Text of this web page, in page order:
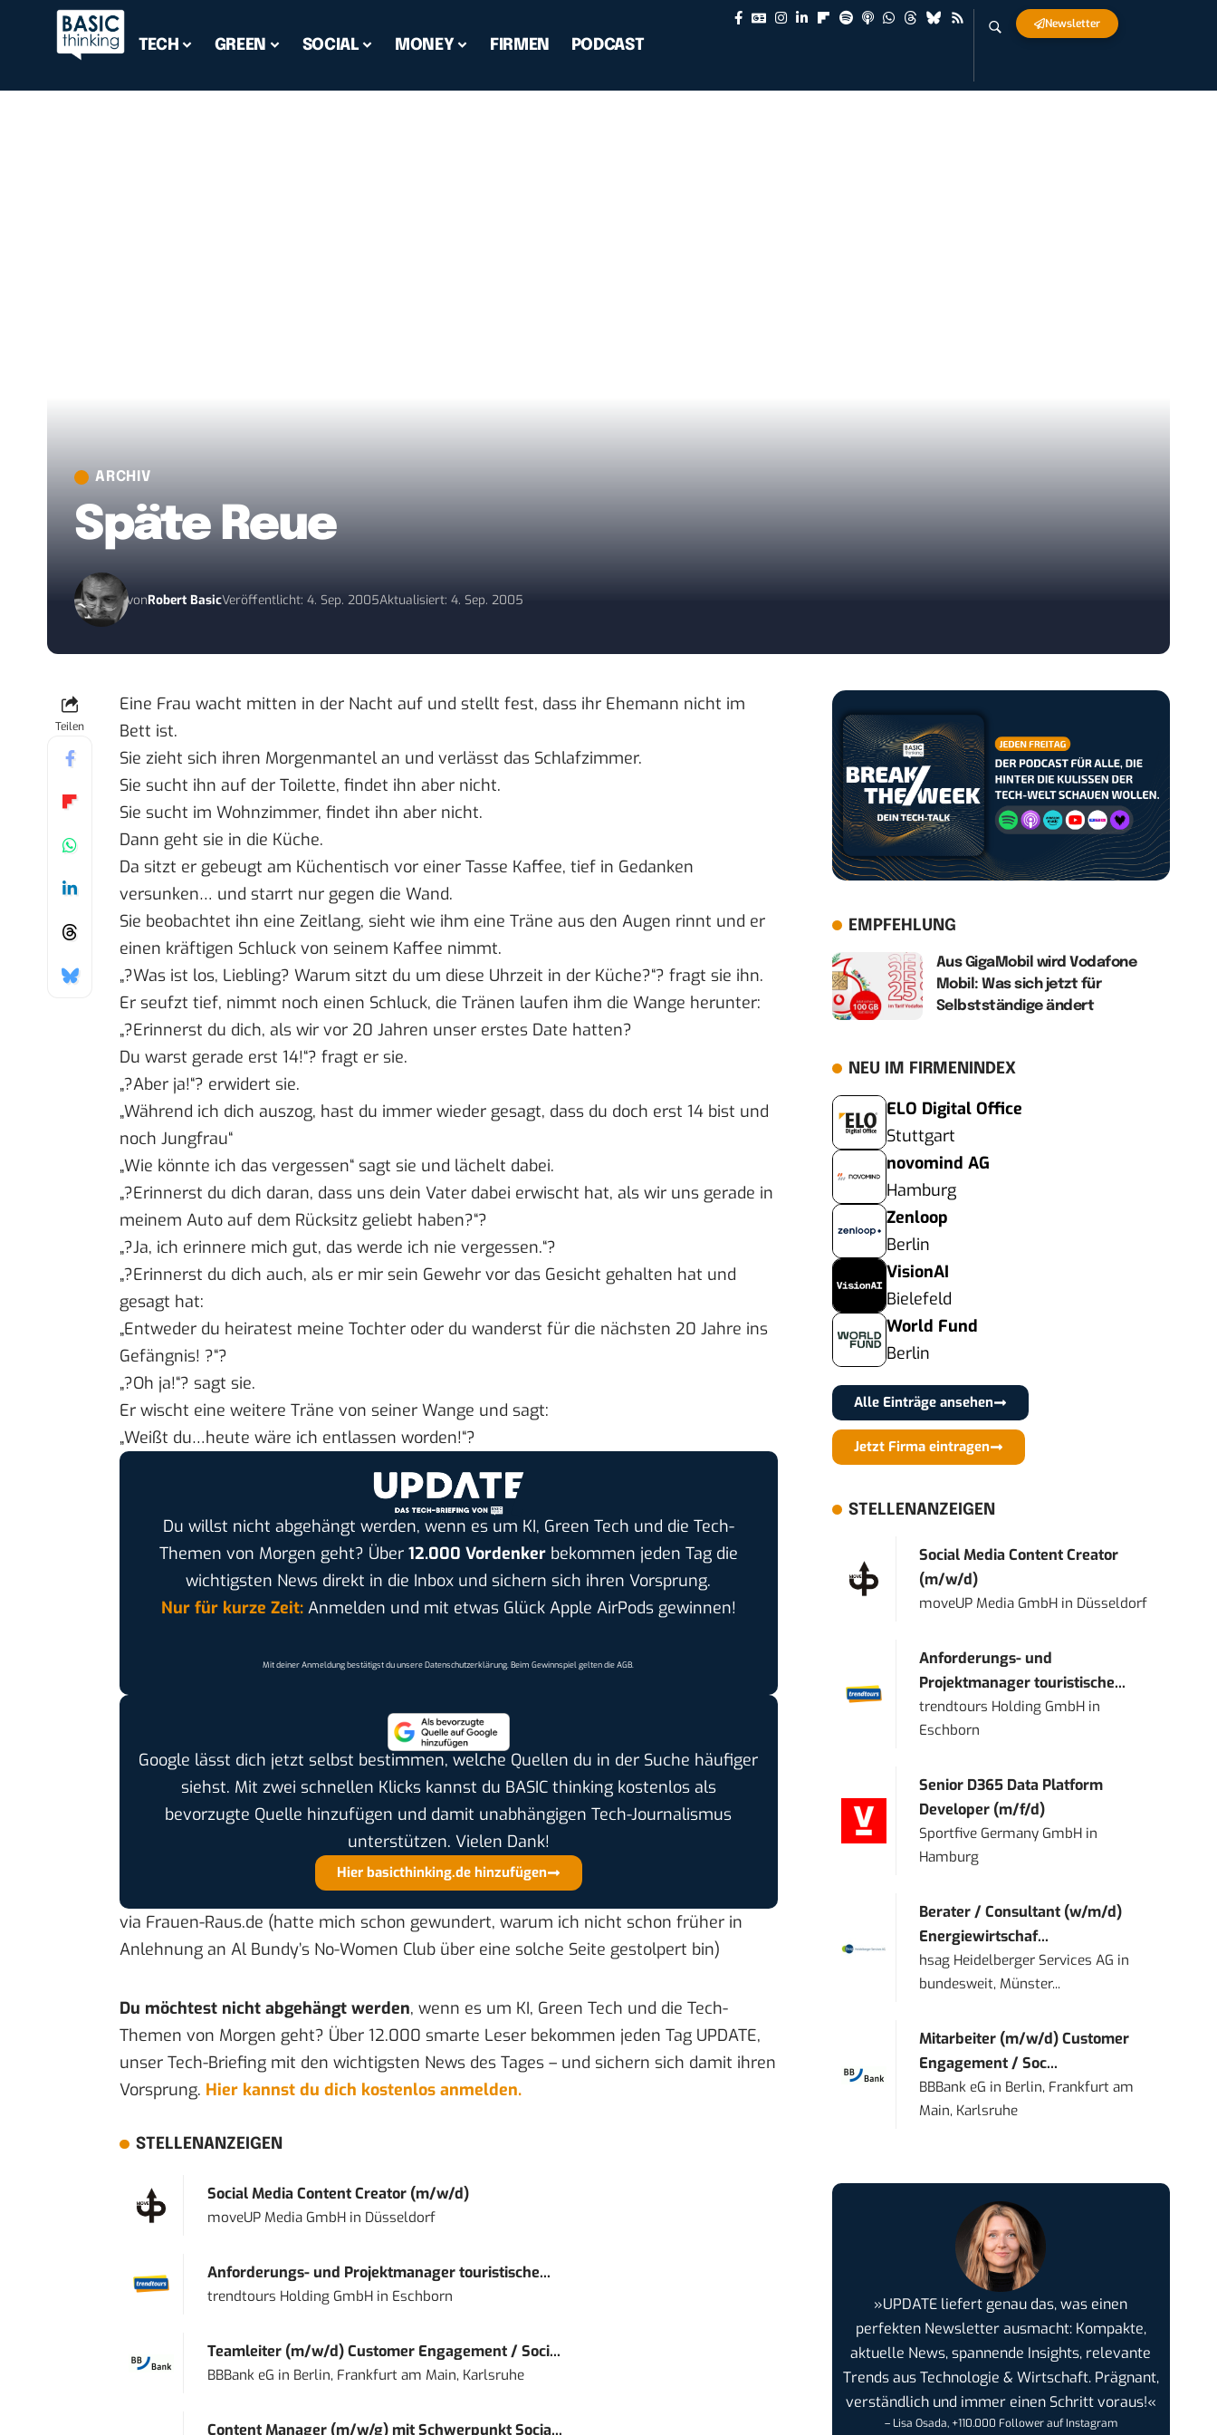
TECH GREEN SOCIAL MONEY FIRMEN PODCAST
Newsletter
ARCHIV
Späte Reue
vonRobert BasicVeröffentlicht: 4. Sep. 2005Aktualisiert: 4. Sep. 2005
Teilen
Eine Frau wacht mitten in der Nacht auf und stellt fest, dass ihr Ehemann nicht im
Bett ist.
Sie zieht sich ihren Morgenmantel an und verlässt das Schlafzimmer.
Sie sucht ihn auf der Toilette, findet ihn aber nicht.
Sie sucht im Wohnzimmer, findet ihn aber nicht.
Dann geht sie in die Küche.
Da sitzt er gebeugt am Küchentisch vor einer Tasse Kaffee, tief in Gedanken
versunken… und starrt nur gegen die Wand.
Sie beobachtet ihn eine Zeitlang, sieht wie ihm eine Träne aus den Augen rinnt und er
einen kräftigen Schluck von seinem Kaffee nimmt.
„?Was ist los, Liebling? Warum sitzt du um diese Uhrzeit in der Küche?“? fragt sie ihn.
Er seufzt tief, nimmt noch einen Schluck, die Tränen laufen ihm die Wange herunter:
„?Erinnerst du dich, als wir vor 20 Jahren unser erstes Date hatten?
Du warst gerade erst 14!“? fragt er sie.
„?Aber ja!“? erwidert sie.
„Während ich dich auszog, hast du immer wieder gesagt, dass du doch erst 14 bist und
noch Jungfrau“
„Wie könnte ich das vergessen“ sagt sie und lächelt dabei.
„?Erinnerst du dich daran, dass uns dein Vater dabei erwischt hat, als wir uns gerade in
meinem Auto auf dem Rücksitz geliebt haben?“?
„?Ja, ich erinnere mich gut, das werde ich nie vergessen.“?
„?Erinnerst du dich auch, als er mir sein Gewehr vor das Gesicht gehalten hat und
gesagt hat:
„Entweder du heiratest meine Tochter oder du wanderst für die nächsten 20 Jahre ins
Gefängnis! ?“?
„?Oh ja!“? sagt sie.
Er wischt eine weitere Träne von seiner Wange und sagt:
„Weißt du…heute wäre ich entlassen worden!“?
Du willst nicht abgehängt werden, wenn es um KI, Green Tech und die Tech-
Themen von Morgen geht? Über 12.000 Vordenkerbekommen jeden Tag die
wichtigsten News direkt in die Inbox und sichern sich ihren Vorsprung.
Nur für kurze Zeit:Anmelden und mit etwas Glück Apple AirPods gewinnen!
Mit deiner Anmeldung bestätigst du unsereDatenschutzerklärung. Beim Gewinnspiel gelten dieAGB.
Google lässt dich jetzt selbst bestimmen, welche Quellen du in der Suche häufiger
siehst. Mit zwei schnellen Klicks kannst du BASIC thinking kostenlos als
bevorzugte Quelle hinzufügen und damit unabhängigen Tech-Journalismus
unterstützen. Vielen Dank!
Hier basicthinking.de hinzufügen
via Frauen-Raus.de (hatte mich schon gewundert, warum ich nicht schon früher in
Anlehnung an Al Bundy’s No-Women Club über eine solche Seite gestolpert bin)
Du möchtest nicht abgehängt werden, wenn es um KI, Green Tech und die Tech-
Themen von Morgen geht? Über 12.000 smarte Leser bekommen jeden Tag UPDATE,
unser Tech-Briefing mit den wichtigsten News des Tages – und sichern sich damit ihren
Vorsprung. Hier kannst du dich kostenlos anmelden.
STELLENANZEIGEN
Social Media Content Creator (m/w/d)
moveUP Media GmbHin Düsseldorf
Anforderungs- und Projektmanager touristische...
trendtours Holding GmbHin Eschborn
Teamleiter (m/w/d) Customer Engagement / Soci...
BBBank eG in Berlin, Frankfurt am Main, Karlsruhe
Content Manager (m/w/g) mit Schwerpunkt Socia...
EMPFEHLUNG
Aus GigaMobil wird Vodafone
Mobil: Was sich jetzt für
Selbstständige ändert
NEU IM FIRMENINDEX
ELO Digital Office
Stuttgart
novomind AG
Hamburg
Zenloop
Berlin
VisionAI
Bielefeld
World Fund
Berlin
Alle Einträge ansehen
Jetzt Firma eintragen
STELLENANZEIGEN
Social Media Content Creator
(m/w/d)
moveUP Media GmbH in Düsseldorf
Anforderungs- und
Projektmanager touristische...
trendtours Holding GmbH in
Eschborn
Senior D365 Data Platform
Developer (m/f/d)
Sportfive Germany GmbH in
Hamburg
Berater / Consultant (w/m/d)
Energiewirtschaf...
hsag Heidelberger Services AG in
bundesweit, Münster...
Mitarbeiter (m/w/d) Customer
Engagement / Soc...
BBBank eG in Berlin, Frankfurt am
Main, Karlsruhe
»UPDATE liefert genau das, was einen
perfekten Newsletter ausmacht: Kompakte,
aktuelle News, spannende Insights, relevante
Trends aus Technologie & Wirtschaft. Prägnant,
verständlich und immer einen Schritt voraus!«
– Lisa Osada, +110.000 Follower auf Instagram